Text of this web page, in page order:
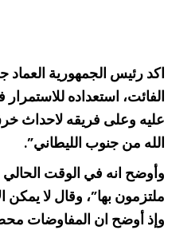
الفائت، استعداده
عليه وعلى فريقه لاحداث
الله من جنوب الليطاني”.
ملتزمون بها”، وقال لا